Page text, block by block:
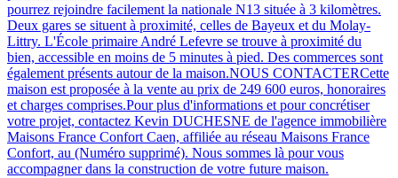
pourrez rejoindre facilement la nationale N13 située à 3 kilomètres.
Deux gares se situent à proximité, celles de Bayeux et du Molay-
Littry. L'École primaire André Lefevre se trouve à proximité du
bien, accessible en moins de 5 minutes à pied. Des commerces sont
également présents autour de la maison.NOUS CONTACTERCette
maison est proposée à la vente au prix de 249 600 euros, honoraires
et charges comprises.Pour plus d'informations et pour concrétiser
votre projet, contactez Kevin DUCHESNE de l'agence immobilière
Maisons France Confort Caen, affiliée au réseau Maisons France
Confort, au (Numéro supprimé). Nous sommes là pour vous
accompagner dans la construction de votre future maison.